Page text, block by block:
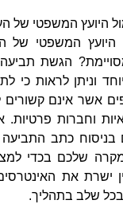
היועץ המשפטי של
המשפטי של
הגשת
וניתן לראות כי
אשר אינם קשורים
וחברות פרטיות.
בניסוח כתב
למקרה שלכם בכדי
ישרת את
שלב בתהליך.